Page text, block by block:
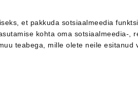
et pakkuda sotsiaalmeedia
kohta oma sotsiaalmeedia-,
teabega, mille olete neile esitanud